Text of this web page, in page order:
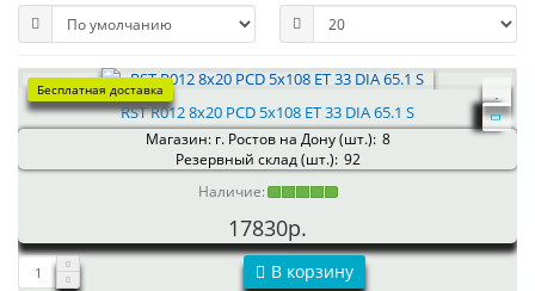
Бесплатная доставка
RST R012 8x20 PCD 5x108 ET 33 DIA 65.1 S
Магазин: г. Ростов на Дону (шт.): 8
Резервный склад (шт.): 92
Наличие:
17830р.
В корзину